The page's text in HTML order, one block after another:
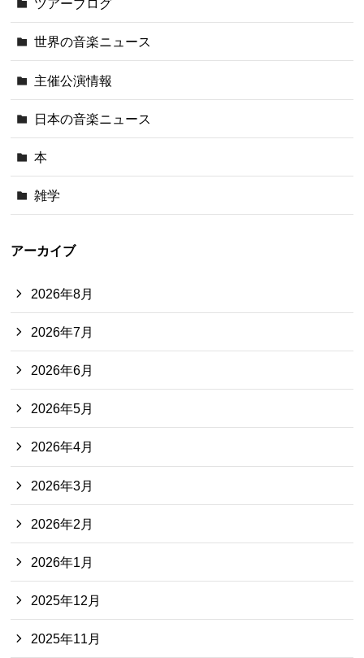
ツアーブログ
世界の音楽ニュース
主催公演情報
日本の音楽ニュース
本
雑学
アーカイブ
2026年8月
2026年7月
2026年6月
2026年5月
2026年4月
2026年3月
2026年2月
2026年1月
2025年12月
2025年11月